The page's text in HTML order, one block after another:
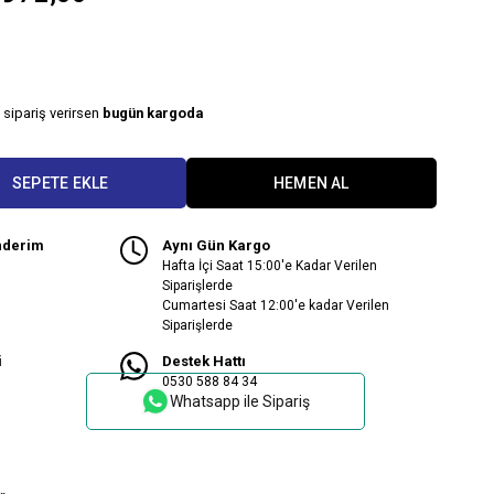
verirsen bugün kargoda
Aynı Gün Kargo
Hafta İçi Saat 15:00'e Kadar Verilen
Siparişlerde
Cumartesi Saat 12:00'e kadar Verilen
Siparişlerde
Destek Hattı
0530 588 84 34
Whatsapp ile Sipariş